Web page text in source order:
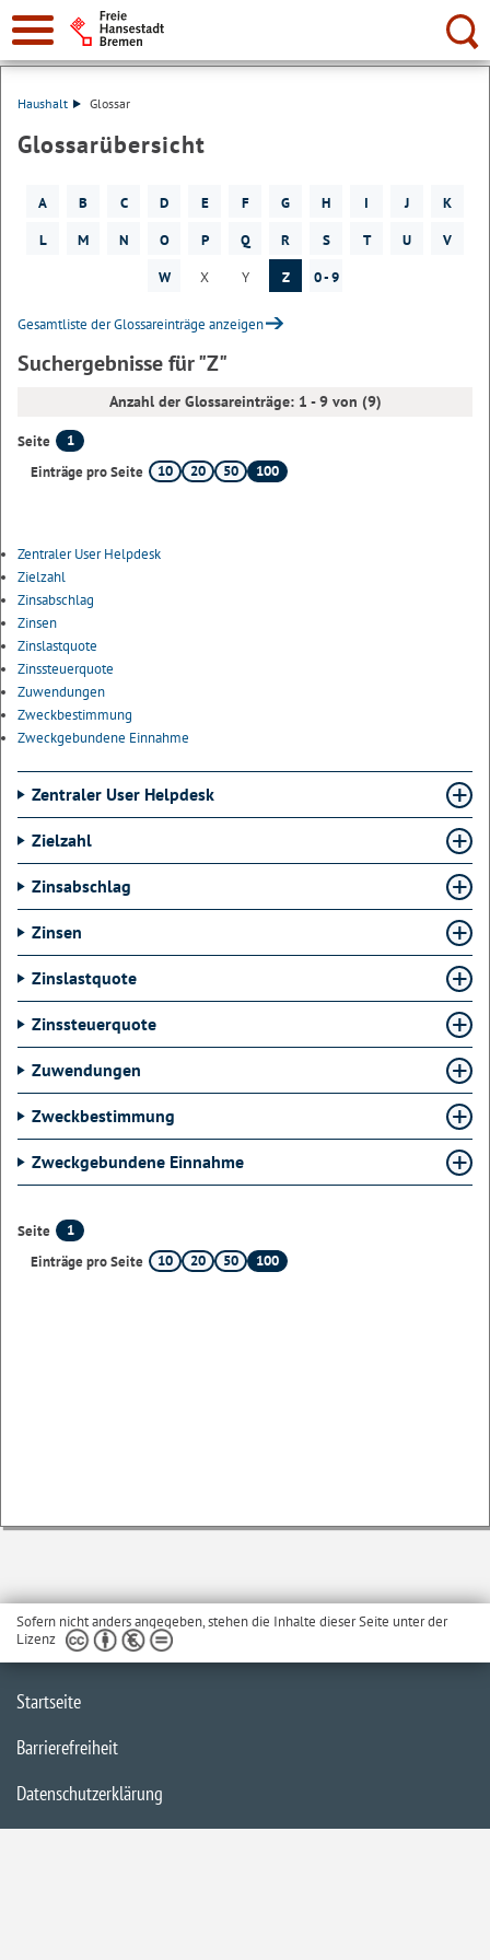
Suche:
Haushalt Glossar
Glossarübersicht
A B C D E F G H I J
K
L
M N O P Q R S T U
V
W
X Y Z 0 - 9
Gesamtliste der Glossareinträge anzeigen
Suchergebnisse für "Z"
Anzahl der Glossareinträge: 1 - 9 von (9)
Seite
1
Einträge pro Seite
10 20 50 100
Zentraler User Helpdesk
Zielzahl
Zinsabschlag
Zinsen
Zinslastquote
Zinssteuerquote
Zuwendungen
Zweckbestimmung
Zweckgebundene Einnahme
Zentraler User Helpdesk
Zielzahl
Zinsabschlag
Zinsen
Zinslastquote
Zinssteuerquote
Zuwendungen
Zweckbestimmung
Zweckgebundene Einnahme
Seite
1
Einträge pro Seite
10 20 50 100
Sofern nicht anders angegeben, stehen die Inhalte dieser Seite unter der
Lizenz
Startseite
Barrierefreiheit
Datenschutzerklärung